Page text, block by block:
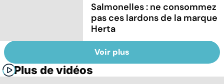
Salmonelles : ne consommez
pas ces lardons de la marque
Herta
Voir plus
Plus de vidéos